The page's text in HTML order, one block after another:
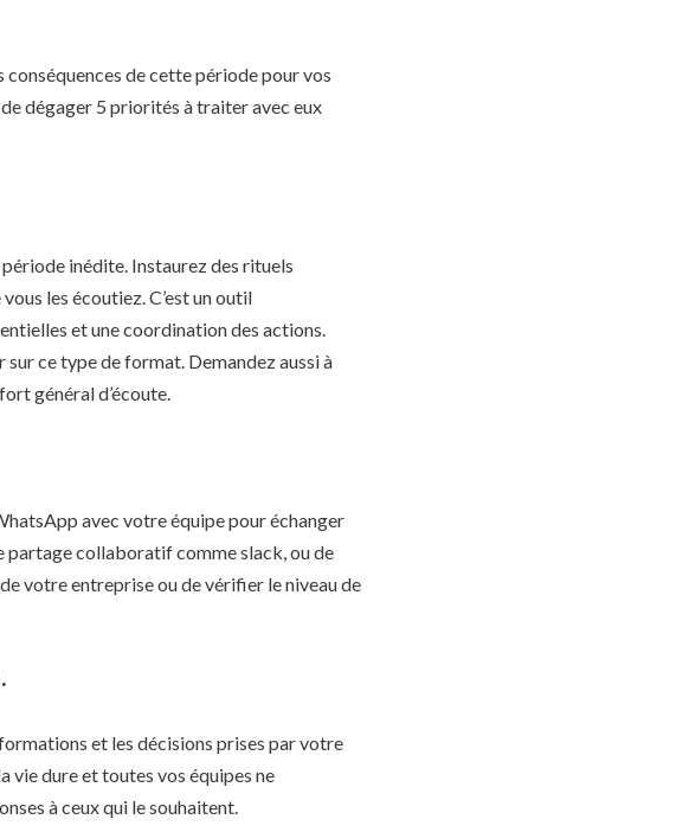
de cette période pour vos
dégager 5 priorités à traiter avec eux
inédite. Instaurez des rituels
les écoutiez. C’est un outil
et une coordination des actions.
ce type de format. Demandez aussi à
général d’écoute.
avec votre équipe pour échanger
partage collaboratif comme slack, ou de
votre entreprise ou de vérifier le niveau de
et les décisions prises par votre
vie dure et toutes vos équipes ne
à ceux qui le souhaitent.